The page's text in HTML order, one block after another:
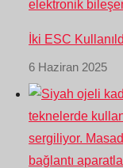
İki ESC
6 Haziran 2025